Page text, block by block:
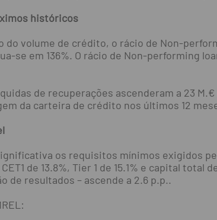
históricos
volume de crédito, o rácio de Non-
se em 136%. O rácio de Non-performing
de recuperações ascenderam a 23
da carteira de crédito nos últimos 12
os requisitos mínimos exigidos
de 13.8%, Tier 1 de 15.1% e capital total
de resultados – ascende a 2.6 p.p..